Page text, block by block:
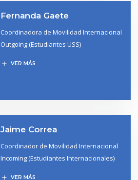
Fernanda Gaete
Coordinadora de Movilidad Internacional
Outgoing (Estudiantes USS)
add VER MÁS
Jaime Correa
Coordinador de Movilidad Internacional
Incoming (Estudiantes Internacionales)
add VER MÁS